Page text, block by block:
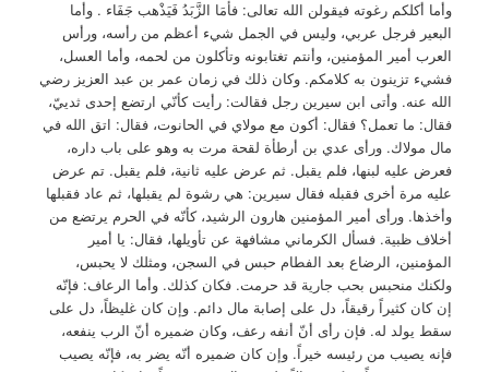
وأما أكلكم رغوته فيقولن الله تعالى: فأمَا الزَّبَدُ فَيَذْهب جَفَاء . وأما
البعير فرجل عربي، وليس في الجمل شيء أعظم من رأسه، ورأس
العرب أمير المؤمنين، وأنتم تغتابونه وتأكلون من لحمه، وأما العسل،
فشيء تزينون به كلامكم. وكان ذلك في زمان عمر بن عبد العزيز رضي
الله عنه. وأتى ابن سيرين رجل فقالت: رأيت كأنّي ارتضع إحدى ثدييّ،
فقال: ما تعمل؟ فقال: أكون مع مولاي في الحانوت، فقال: اتق الله في
مال مولاك. ورأى عدي بن أرطأة لقحة مرت به وهو على باب داره،
فعرض عليه لبنها، فلم يقبل. ثم عرض عليه ثانية، فلم يقبل. تم عرض
عليه مرة أخرى فقبله فقال سيرين: هي رشوة لم يقبلها، ثم عاد فقبلها
وأخذها. ورأى أمير المؤمنين هارون الرشيد، كأنّه في الحرم يرتضع من
أخلاف ظبية. فسأل الكرماني مشافهة عن تأويلها، فقال: يا أمير
المؤمنين، الرضاع بعد الفطام حبس في السجن، ومثلك لا يحبس،
ولكنك منحبس بحب جارية قد حرمت. فكان كذلك. وأما الرعاف: فإنّه
إن كان كثيراً رقيقاً، دل على إصابة مال دائم. وإن كان غليظاً، دل على
سقط يولد له. فإن رأى أنّ أنفه رعف، وكان ضميره أنّ الرب ينفعه،
فإنه يصيب من رئيسه خيراً. وإن كان ضميره أنّه يضر به، فإنّه يصيب